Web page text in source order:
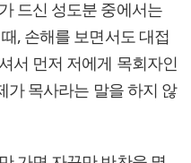
드신 성도분 중에서는
, 손해를 보면서도 대접
서 먼저 저에게 목회자인
가 목사라는 말을 하지 않